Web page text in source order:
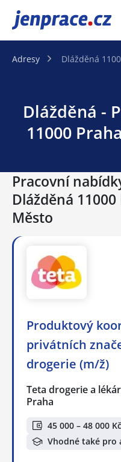
JenPráce.cz
Adresy Dlážděná
Dlážděná -
11000
Pracovní
Dlážděná
Město
Produktový
privátních
drogerie (m/ž)
Teta drogerie a
Praha
45 000 – 48 000 Kč
Vhodné také pro